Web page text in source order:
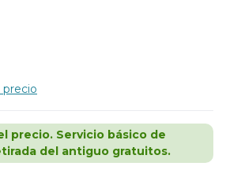
precio
precio. Servicio básico de
del antiguo gratuitos.